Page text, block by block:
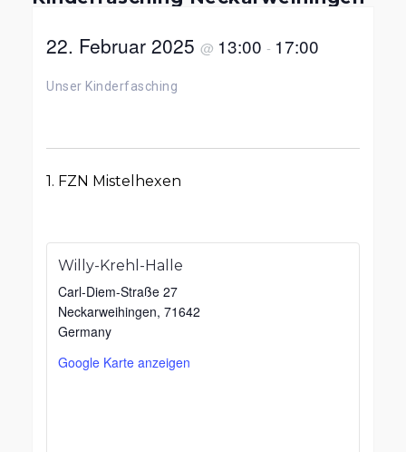
22. Februar 2025 @ 13:00 - 17:00
Unser Kinderfasching
1. FZN Mistelhexen
Willy-Krehl-Halle
Carl-Diem-Straße 27
Neckarweihingen, 71642
Germany
Google Karte anzeigen